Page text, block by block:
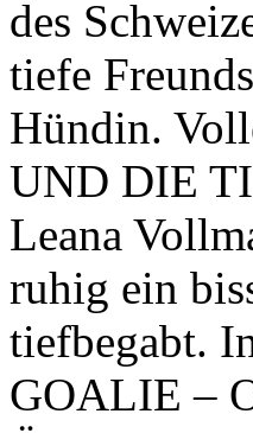
des
tiefe
Hündin.
UND DIE
Leana
ruhig ein
tiefbegabt.
GOALIE –